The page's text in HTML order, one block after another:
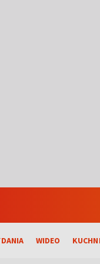
WIDEO